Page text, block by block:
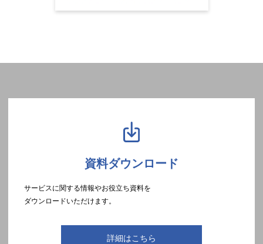
資料ダウンロード
サービスに関する情報やお役立ち資料を
ダウンロードいただけます。
詳細はこちら